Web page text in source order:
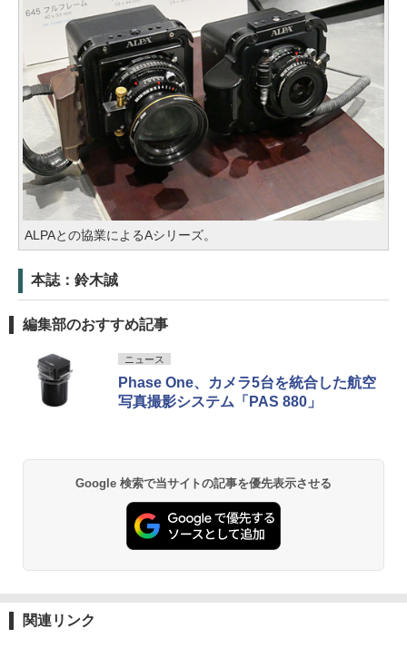
ALPAとの協業によるAシリーズ。
本誌：鈴木誠
編集部のおすすめ記事
ニュース
Phase One、カメラ5台を統合した航空
写真撮影システム「PAS 880」
Google 検索で当サイトの記事を優先表示させる
関連リンク